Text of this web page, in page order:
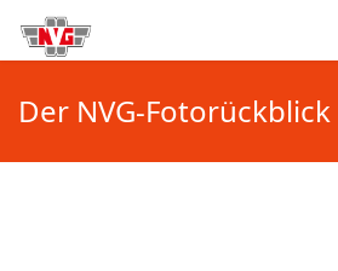
Der NVG-Fotorückblick